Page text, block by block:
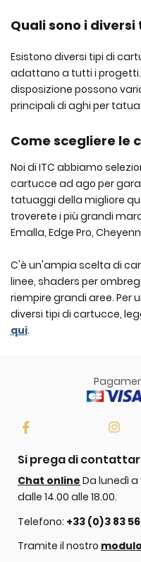
Quali sono i
Esistono diversi tipi di
adattano a tutti i progetti.
disposizione possono
principali di aghi per
Come scegliere le
Noi di ITC abbiamo
cartucce ad ago per
tatuaggi della migliore
troverete i più grandi
Emalla, Edge Pro,
C'è un'ampia scelta di
linee, shaders per
riempire grandi aree. Per
diversi tipi di cartucce,
qui.
Si prega di
Chat online Da lunedì a
dalle 14.00 alle 18.00.
Telefono: +33 (0)3 83
Tramite il nostro